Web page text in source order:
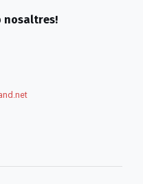
nosaltres!